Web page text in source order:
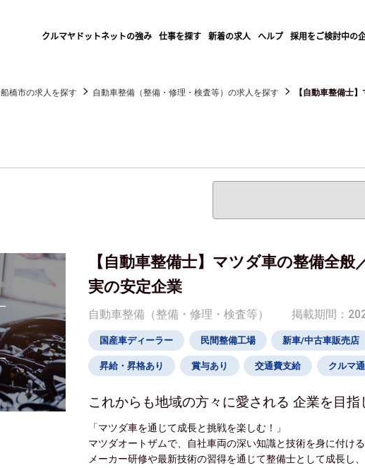
クルマヤドットネットの強み 仕事を探す 新着の求人 ヘルプ 採用をご検討中の
船橋市の求人を探す 自動車整備（整備・修理・検査等）の求人を探す 【自動車整備士
【自動車整備士】マツダ車の整備全
実の安定企業
自動車整備（整備・修理・検査等） 掲載期間：
国産車ディーラー 民間整備工場 新車/中古車販売店
昇給・昇格あり 賞与あり 交通費支給 クルマ
これからも地域の方々に愛される 企業を目
「マツダ車を通じて成長と挑戦を楽しむ！」
マツダオートザムで、自社車両の深い知識と技術を身に付け
メーカー研修や最新技術の習得を通じて整備士として成長し